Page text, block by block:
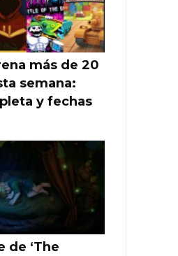
más de 20
semana:
y fechas
de ‘The